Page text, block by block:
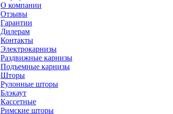
О компании
Отзывы
Гарантии
Дилерам
Контакты
Электрокарнизы
Раздвижные карнизы
Подъемные карнизы
Шторы
Рулонные шторы
Блэкаут
Кассетные
Римские шторы